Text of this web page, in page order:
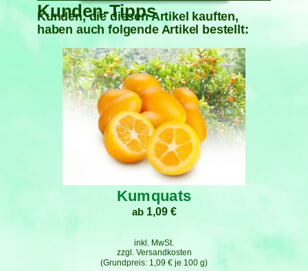
Kunden-Tipps
Kunden, die diesen Artikel kauften,
haben auch folgende Artikel bestellt:
Kumquats
ab 1,09 €
1,09 € je 100 g
inkl. MwSt.
zzgl. Versandkosten